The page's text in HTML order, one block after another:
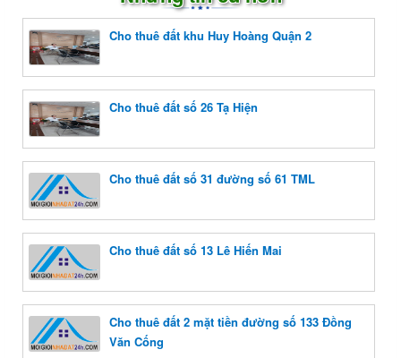
Cho thuê đất khu Huy Hoàng Quận 2
Cho thuê đất số 26 Tạ Hiện
Cho thuê đất số 31 đường số 61 TML
Cho thuê đất số 13 Lê Hiến Mai
Cho thuê đất 2 mặt tiền đường số 133 Đồng
Văn Cống